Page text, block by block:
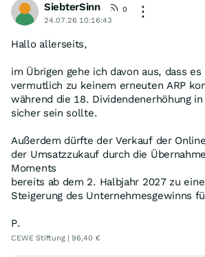
SiebterSinn
0
24.07.26 10:16:43
Hallo allerseits,
im Übrigen gehe ich davon aus, dass
vermutlich zu keinem erneuten ARP
während die 18. Dividendenerhöhung
sicher sein sollte.
Außerdem dürfte der Verkauf der
der Umsatzzukauf durch die
Moments
bereits ab dem 2. Halbjahr 2027 zu
Steigerung des Unternehmesgewinns
P.
CEWE Stiftung | 96,40 €